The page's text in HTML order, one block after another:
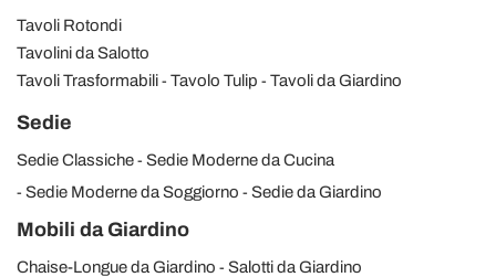
Tavoli Rotondi
Tavolini da Salotto
Tavoli Trasformabili
Tavolo Tulip Tavoli da Giardino
Sedie
Sedie Classiche
Sedie Moderne da Cucina
Sedie Moderne da Soggiorno
Sedie da Giardino
Mobili da Giardino
Chaise-Longue da Giardino
Salotti da Giardino